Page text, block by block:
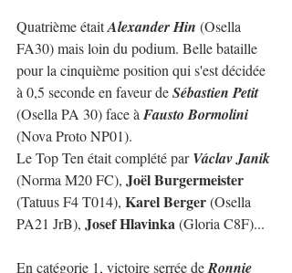
Quatrième était Alexander Hin (Osella
FA30) mais loin du podium. Belle bataille
pour la cinquième position qui s'est décidée
à 0,5 seconde en faveur de Sébastien Petit
(Osella PA 30) face à Fausto Bormolini
(Nova Proto NP01).
Le Top Ten était complété par Václav Janik
(Norma M20 FC), Joël Burgermeister
(Tatuus F4 T014), Karel Berger (Osella
PA21 JrB), Josef Hlavinka (Gloria C8F)...
En catégorie 1, victoire serrée de Ronnie